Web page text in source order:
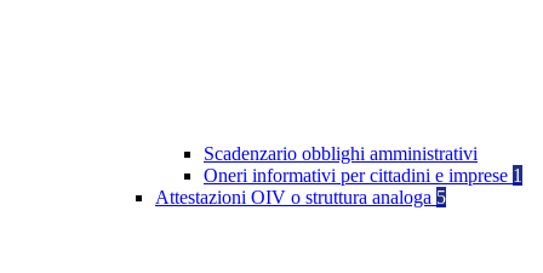
Scadenzario obblighi amministrativi
Oneri informativi per cittadini e imprese 1
Attestazioni OIV o struttura analoga 5